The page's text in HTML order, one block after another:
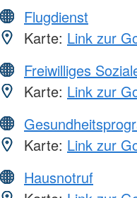
Flugdienst
Karte: Link zur
Freiwilliges
Karte: Link zur
Karte: Link zur
Hausnotruf